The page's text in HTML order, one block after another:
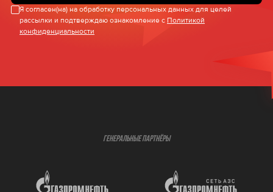
Я согласен(на) на обработку персональных данных для целей
рассылки и подтверждаю ознакомление с Политикой
конфиденциальности
ГЕНЕРАЛЬНЫЕ ПАРТНЁРЫ